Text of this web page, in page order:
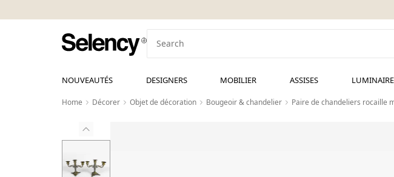
NOUVEAUTÉS DESIGNERS MOBILIER ASSISES
Home Décorer Objet de décoration Bougeoir & chandelier Paire de chandeliers rocaille